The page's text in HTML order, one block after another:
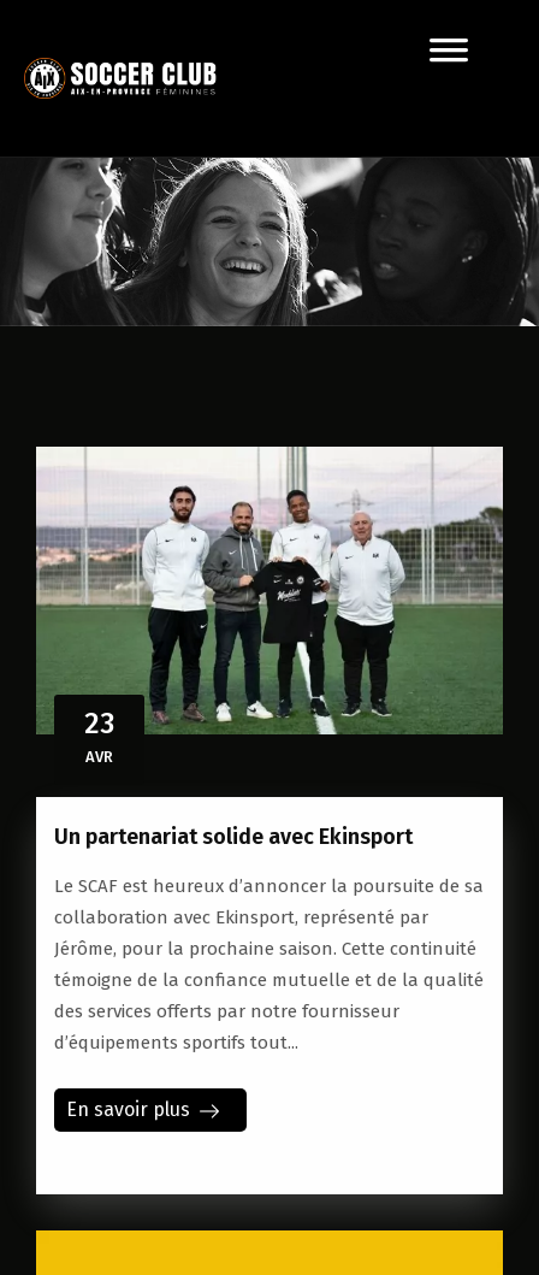
23
AVR
Un partenariat solide avec Ekinsport
Le SCAF est heureux d’annoncer la poursuite de sa
collaboration avec Ekinsport, représenté par
Jérôme, pour la prochaine saison. Cette continuité
témoigne de la confiance mutuelle et de la qualité
des services offerts par notre fournisseur
d’équipements sportifs tout...
En savoir plus